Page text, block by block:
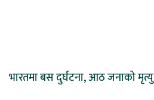
भारतमा बस दुर्घटना, आठ जनाको मृत्यु